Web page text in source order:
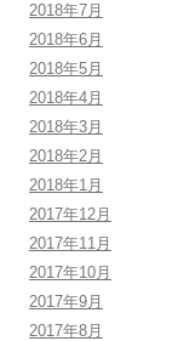
2018年7月
2018年6月
2018年5月
2018年4月
2018年3月
2018年2月
2018年1月
2017年12月
2017年11月
2017年10月
2017年9月
2017年8月